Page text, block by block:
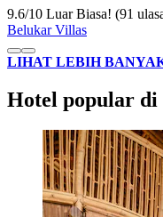
9.6/10 Luar Biasa! (91
Belukar Villas
LIHAT LEBIH
Hotel popular